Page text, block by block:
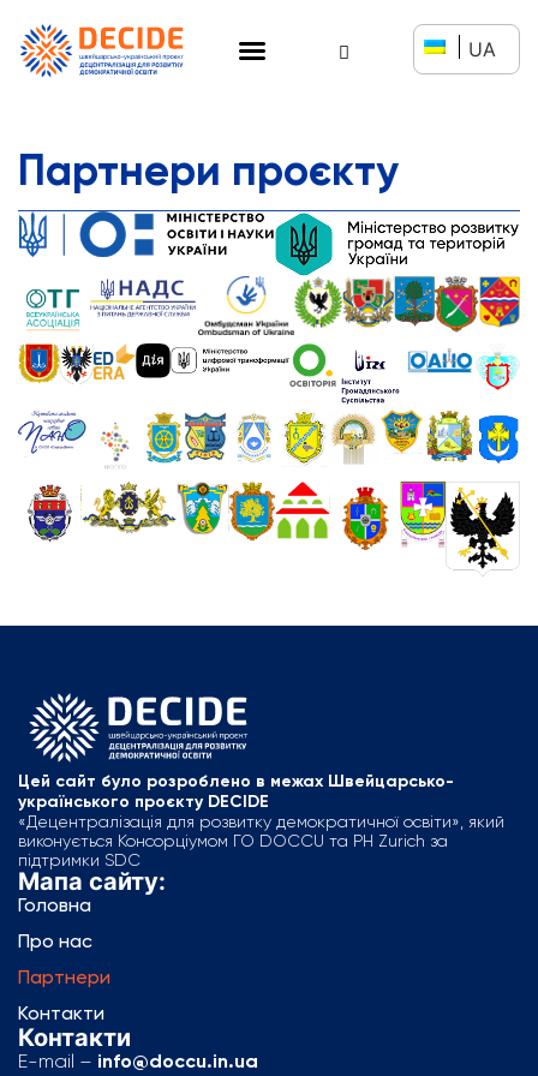
UA
Партнери проєкту
Цей сайт було розроблено в межах Швейцарсько-
українського проєкту DECIDE
«Децентралізація для розвитку демократичної освіти», який
виконується Консорціумом ГО DOCCU та PH Zurich за
підтримки SDC
Мапа сайту:
Головна
Про нас
Партнери
Контакти
Контакти
E-mail – info@doccu.in.ua